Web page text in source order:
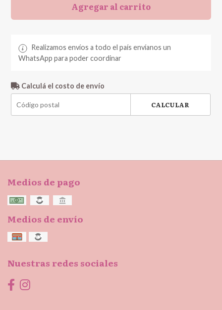
Agregar al carrito
Realizamos envíos a todo el país envíanos un
WhatsApp para poder coordinar
Calculá el costo de envío
CALCULAR
Medios de pago
Medios de envío
Nuestras redes sociales